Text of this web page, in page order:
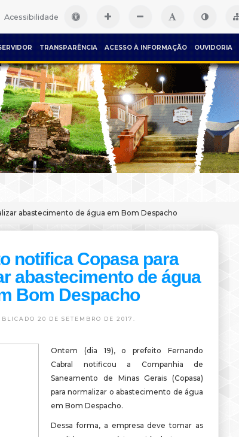
Acessibilidade
TRANSPARÊNCIA ACESSO À INFORMAÇÃO OUVIDORIA
abastecimento de água em Bom Despacho
notifica Copasa para
abastecimento de água
Bom Despacho
20 DE SETEMBRO DE 2017.
Ontem (dia 19), o prefeito Fernando
Cabral notificou a Companhia de
Saneamento de Minas Gerais (Copasa)
para normalizar o abastecimento de água
em Bom Despacho.
Dessa forma, a empresa deve tomar as